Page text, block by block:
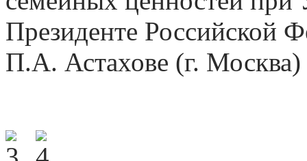
Президенте Российской
П.А. Астахове (г.